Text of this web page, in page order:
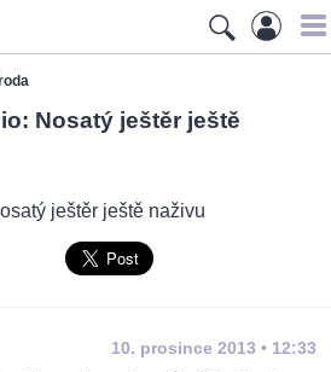
Nosatý ještěr ještě
10. prosince 2013 • 12:33